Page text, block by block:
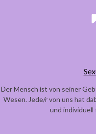
Der Mensch ist von seiner
Wesen. Jede/r von uns hat
und individuell